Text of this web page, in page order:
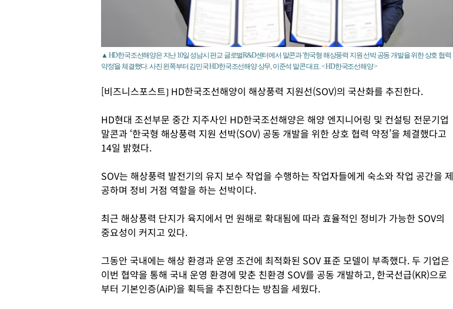
▲ HD한국조선해양은 지난 10일 성남시 판교 글로벌R&D센터에서 말콘과 '한국형 해상풍력 지원 선박 공동 개발을 위한 상호 협력
약정'을 체결했다. 사진 왼쪽부터 김민국 HD한국조선해양 상무, 이준석 말콘 대표. < HD한국조선해양 >
[비즈니스포스트] HD한국조선해양이 해상풍력 지원선(SOV)의 국산화를 추진한다.
HD현대 조선부문 중간 지주사인 HD한국조선해양은 해양 엔지니어링 및 컨설팅 전문기업
말콘과 ‘한국형 해상풍력 지원 선박(SOV) 공동 개발을 위한 상호 협력 약정’을 체결했다고
14일 밝혔다.
SOV는 해상풍력 발전기의 유지 보수 작업을 수행하는 작업자들에게 숙소와 작업 공간을 제
공하며 정비 거점 역할을 하는 선박이다.
최근 해상풍력 단지가 육지에서 먼 원해로 확대됨에 따라 효율적인 정비가 가능한 SOV의
중요성이 커지고 있다.
그동안 국내에는 해상 환경과 운영 조건에 최적화된 SOV 표준 모델이 부족했다. 두 기업은
이번 협약을 통해 국내 운영 환경에 맞춘 친환경 SOV를 공동 개발하고, 한국선급(KR)으로
부터 기본인증(AiP)을 획득을 추진한다는 방침을 세웠다.